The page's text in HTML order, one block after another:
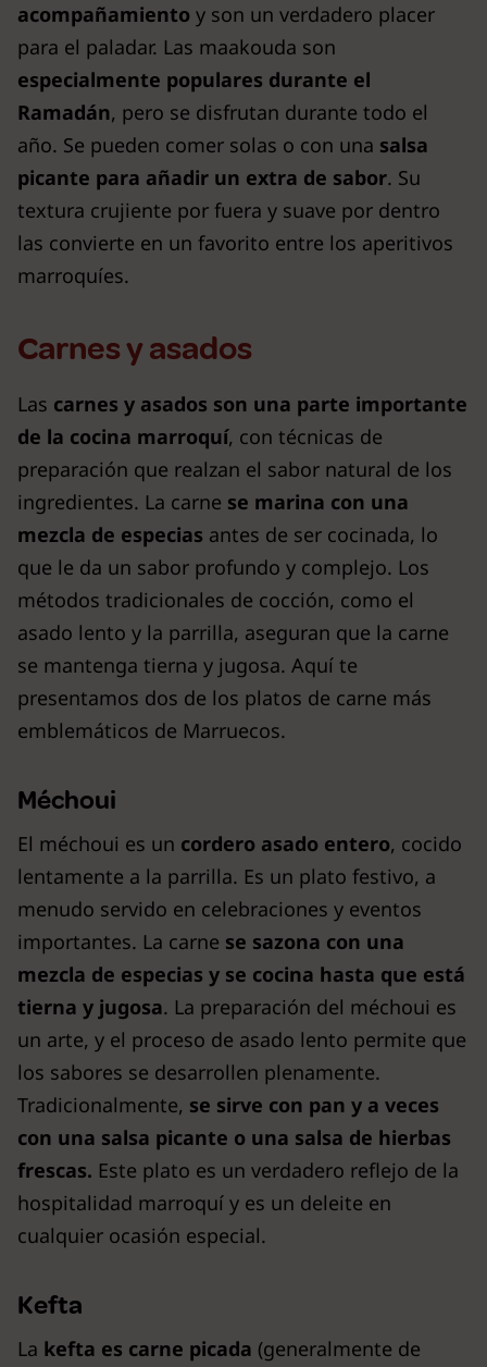
acompañamiento y son un verdadero placer
para el paladar. Las maakouda son
especialmente populares durante el
Ramadán, pero se disfrutan durante todo el
año. Se pueden comer solas o con una salsa
picante para añadir un extra de sabor. Su
textura crujiente por fuera y suave por dentro
las convierte en un favorito entre los aperitivos
marroquíes.
Carnes y asados
Las carnes y asados son una parte importante
de la cocina marroquí, con técnicas de
preparación que realzan el sabor natural de los
ingredientes. La carne se marina con una
mezcla de especias antes de ser cocinada, lo
que le da un sabor profundo y complejo. Los
métodos tradicionales de cocción, como el
asado lento y la parrilla, aseguran que la carne
se mantenga tierna y jugosa. Aquí te
presentamos dos de los platos de carne más
emblemáticos de Marruecos.
Méchoui
El méchoui es un cordero asado entero, cocido
lentamente a la parrilla. Es un plato festivo, a
menudo servido en celebraciones y eventos
importantes. La carne se sazona con una
mezcla de especias y se cocina hasta que está
tierna y jugosa. La preparación del méchoui es
un arte, y el proceso de asado lento permite que
los sabores se desarrollen plenamente.
Tradicionalmente, se sirve con pan y a veces
con una salsa picante o una salsa de hierbas
frescas. Este plato es un verdadero reflejo de la
hospitalidad marroquí y es un deleite en
cualquier ocasión especial.
Kefta
La kefta es carne picada (generalmente de